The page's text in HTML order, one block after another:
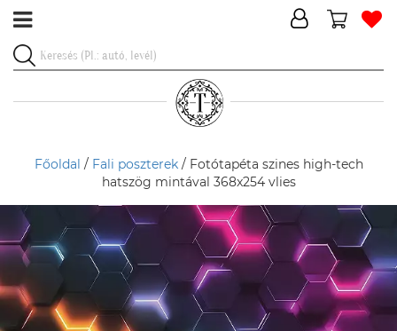
Főoldal / Fali poszterek/ Fotótapéta szines high-tech
hatszög mintával 368x254 vlies